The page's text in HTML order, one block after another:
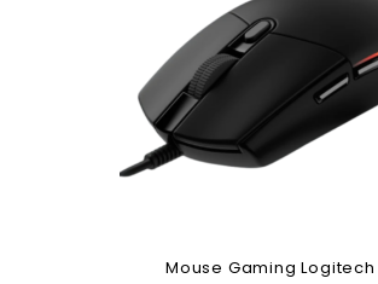
Mouse Gaming Logitech